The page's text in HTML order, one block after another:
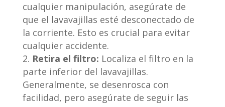
cualquier manipulación, asegúrate de
que el lavavajillas esté desconectado de
la corriente. Esto es crucial para evitar
cualquier accidente.
Retira el filtro: Localiza el filtro en la
parte inferior del lavavajillas.
Generalmente, se desenrosca con
facilidad, pero asegúrate de seguir las